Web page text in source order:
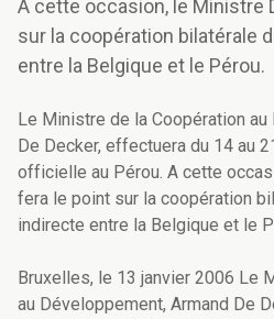
A cette occasion, le Ministre
sur la coopération bilatérale
entre la Belgique et le Pérou.
Le Ministre de la Coopération
De Decker, effectuera du 14 au
officielle au Pérou. A cette
fera le point sur la coopération
indirecte entre la Belgique et le
Bruxelles, le 13 janvier 2006 Le
au Développement, Armand De